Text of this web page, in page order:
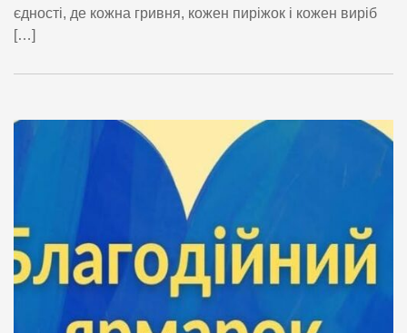
єдності, де кожна гривня, кожен пиріжок і кожен виріб
[…]